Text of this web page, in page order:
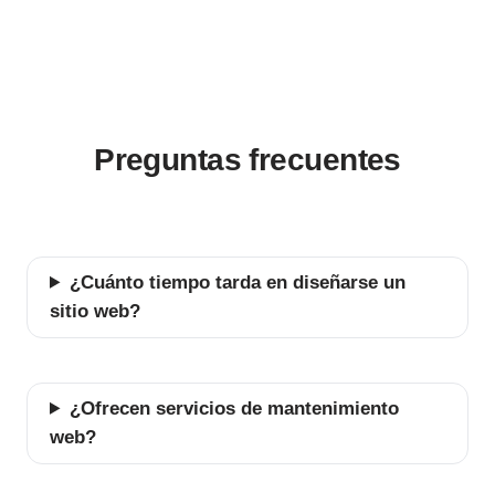
Preguntas frecuentes
¿Cuánto tiempo tarda en diseñarse un
sitio web?
¿Ofrecen servicios de mantenimiento
web?